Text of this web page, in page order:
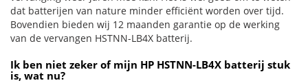
dat batterijen van nature minder efficiënt worden over tijd.
Bovendien bieden wij 12 maanden garantie op de werking
van de vervangen HSTNN-LB4X batterij.
Ik ben niet zeker of mijn HP HSTNN-LB4X batterij stuk
is, wat nu?